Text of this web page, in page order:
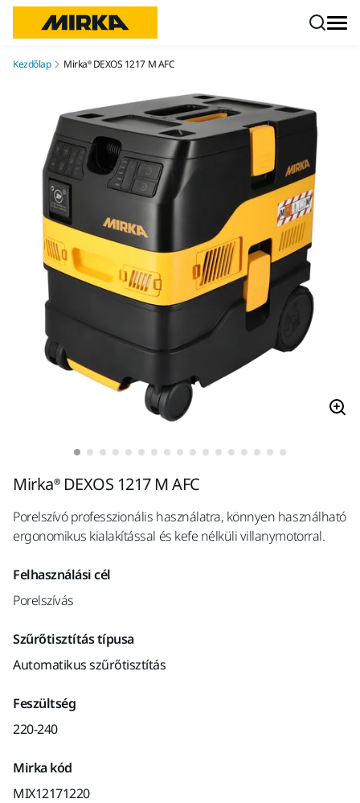
Kezdőlap Mirka® DEXOS 1217 M AFC
Mirka® DEXOS 1217 M AFC
Porelszívó professzionális használatra, könnyen használható
ergonomikus kialakítással és kefe nélküli villanymotorral.
Felhasználási cél
Porelszívás
Szűrőtisztítás típusa
Automatikus szűrőtisztítás
Feszültség
220-240
Mirka kód
MIX12171220